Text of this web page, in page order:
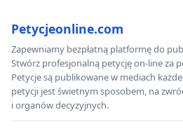
Petycjeonline.com
Zapewniamy bezpłatną platformę do
Stwórz profesjonalną petycję on-line za
Petycje są publikowane w mediach
petycji jest świetnym sposobem, na
i organów decyzyjnych.